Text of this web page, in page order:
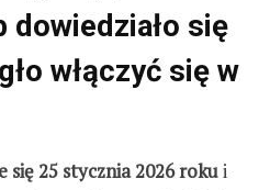
dowiedziało się
włączyć się w
się 25 stycznia 2026 rokui